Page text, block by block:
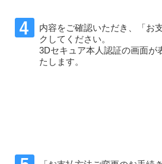
内容をご確認いただき、「お
クしてください。
3Dセキュア本人認証の画面が
たします。